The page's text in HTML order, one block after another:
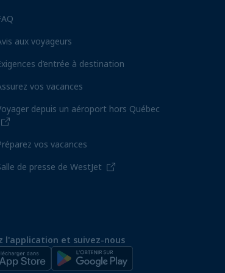
aux voyageurs
d’entrée à destination
vos vacances
depuis un aéroport hors Québec
vos vacances
de presse de WestJet
l'application et suivez-nous